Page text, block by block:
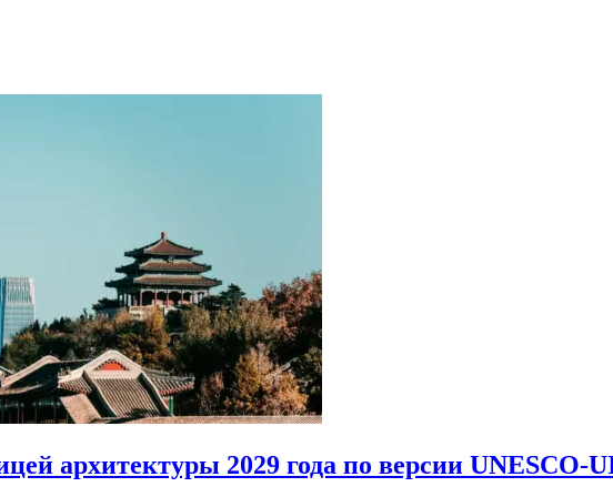
архитектуры 2029 года по версии UNESCO-